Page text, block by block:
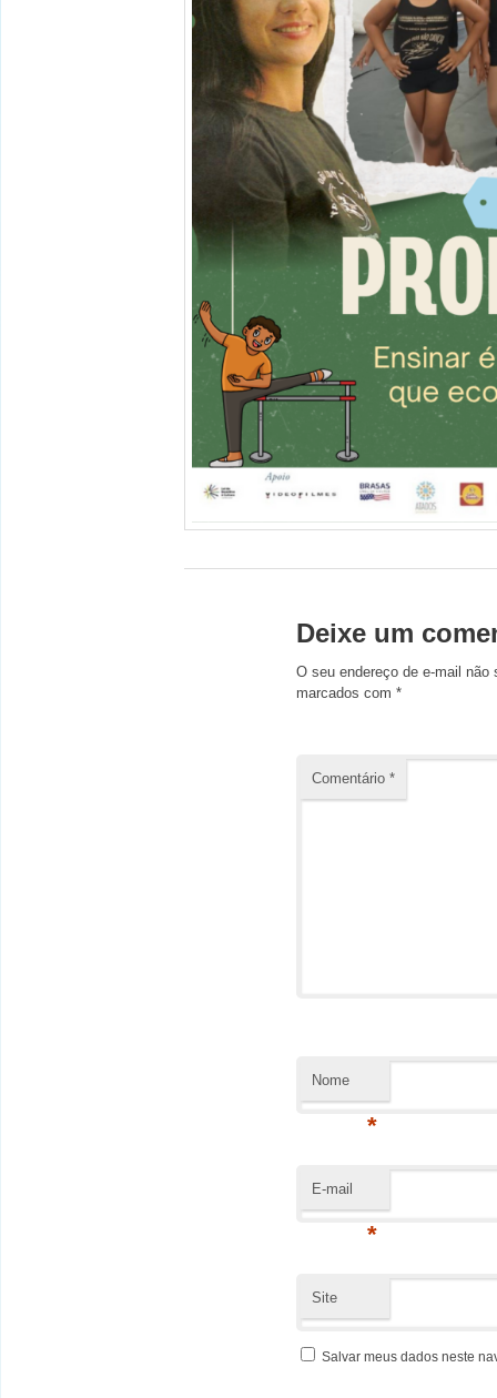
Deixe um
O seu endereço de e-mail não
marcados com*
Comentário*
Nome
*
E-mail
*
Site
Salvar meus dados neste